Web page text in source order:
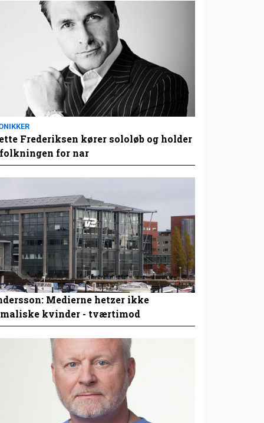
Frederiksen kører sololøb og holder
for nar
Medierne hetzer ikke
kvinder - tværtimod